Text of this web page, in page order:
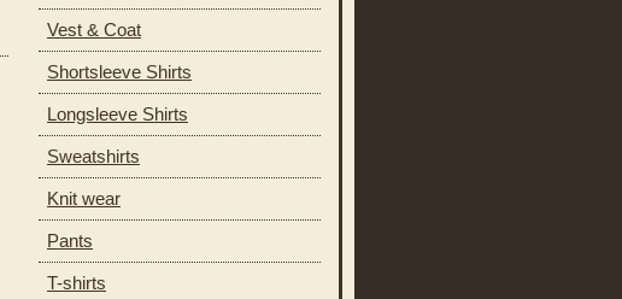
Vest & Coat
Shortsleeve Shirts
Longsleeve Shirts
Sweatshirts
Knit wear
Pants
T-shirts